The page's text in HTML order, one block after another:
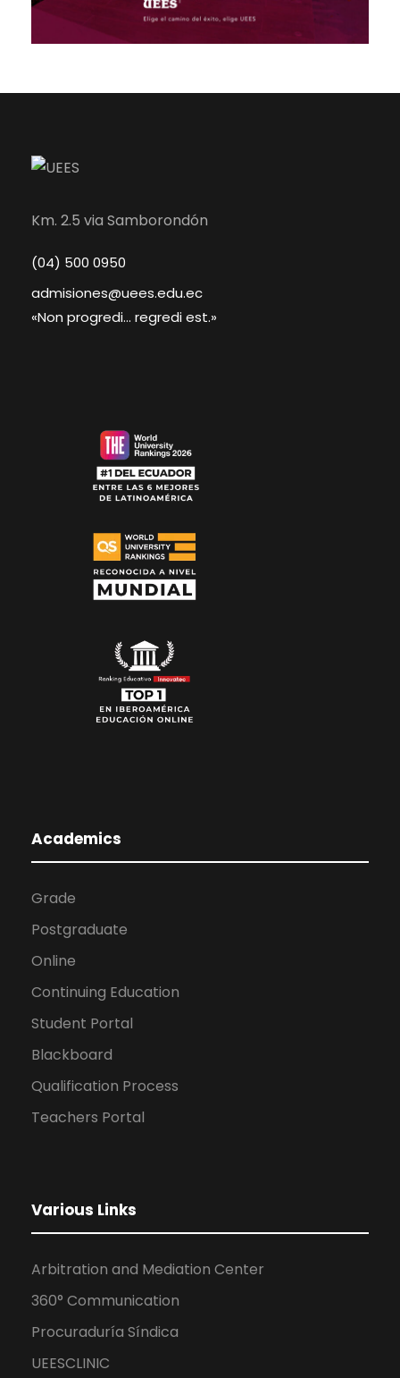
Km. 2.5 via Samborondón
(04) 500 0950
admisiones@uees.edu.ec
«Non progredi... regredi est.»
Academics
Grade
Postgraduate
Online
Continuing Education
Student Portal
Blackboard
Qualification Process
Teachers Portal
Various Links
Arbitration and Mediation Center
360° Communication
Procuraduría Síndica
UEESCLINIC